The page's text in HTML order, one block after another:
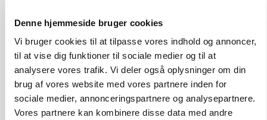
Denne hjemmeside bruger cookies
Vi bruger cookies til at tilpasse vores indhold og annoncer,
til at vise dig funktioner til sociale medier og til at
analysere vores trafik. Vi deler også oplysninger om din
brug af vores website med vores partnere inden for
sociale medier, annonceringspartnere og analysepartnere.
Vores partnere kan kombinere disse data med andre
GRISE
Danish Crown slår igen i noteringsstrid: Tysk
gab er 3 kroner – ikke 4,30
Annonce